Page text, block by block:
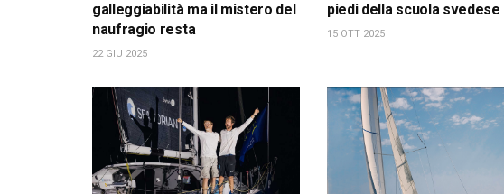
galleggiabilità ma il mistero del
naufragio resta
22 GIU 2025
piedi della scuola svedese
15 OTT 2025